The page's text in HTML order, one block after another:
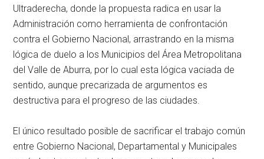
Ultraderecha, donde la propuesta radica en usar la
Administración como herramienta de confrontación
contra el Gobierno Nacional, arrastrando en la misma
lógica de duelo a los Municipios del Área Metropolitana
del Valle de Aburra, por lo cual esta lógica vaciada de
sentido, aunque precarizada de argumentos es
destructiva para el progreso de las ciudades.
El único resultado posible de sacrificar el trabajo común
entre Gobierno Nacional, Departamental y Municipales